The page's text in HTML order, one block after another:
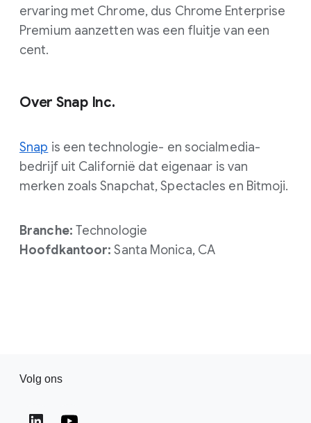
ervaring met Chrome, dus Chrome Enterprise
Premium aanzetten was een fluitje van een
cent.
Over Snap Inc.
Snap is een technologie- en socialmedia-
bedrijf uit Californië dat eigenaar is van
merken zoals Snapchat, Spectacles en Bitmoji.
Branche: Technologie
Hoofdkantoor: Santa Monica, CA
Volg ons